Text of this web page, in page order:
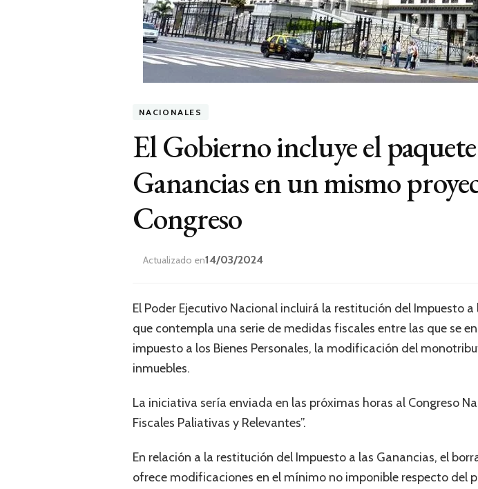
NACIONALES
El Gobierno incluye el
Ganancias en un mismo
Congreso
Actualizado en14/03/2024
El Poder Ejecutivo Nacional incluirá la restitución del Impuesto
que contempla una serie de medidas fiscales entre las que se
impuesto a los Bienes Personales, la modificación del
inmuebles.
La iniciativa sería enviada en las próximas horas al Congreso
Fiscales Paliativas y Relevantes”.
En relación a la restitución del Impuesto a las Ganancias, el
ofrece modificaciones en el mínimo no imponible respecto del